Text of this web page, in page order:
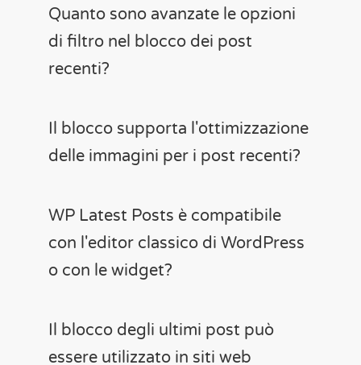
Quanto sono avanzate le opzioni
di filtro nel blocco dei post
recenti?
Il blocco supporta l'ottimizzazione
delle immagini per i post recenti?
WP Latest Posts è compatibile
con l'editor classico di WordPress
o con le widget?
Il blocco degli ultimi post può
essere utilizzato in siti web